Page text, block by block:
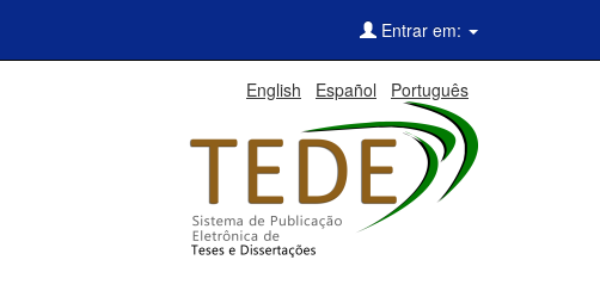
Entrar em:
English Español Português